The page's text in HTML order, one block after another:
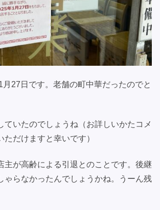
月27日です。老舗の町中華だったのでと
ていたのでしょうね（お詳しいかたコメ
ただけますと幸いです）
主が高齢による引退とのことです。後継
ゃらなかったんでしょうかね。うーん残